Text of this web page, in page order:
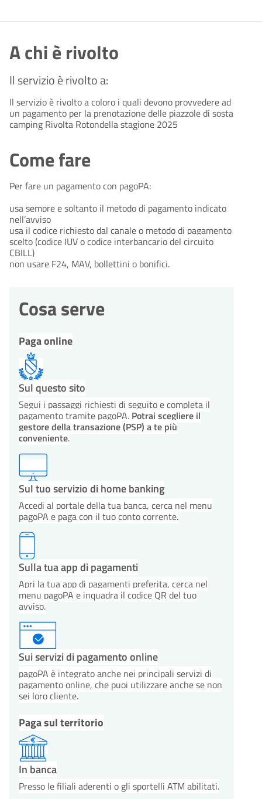
A chi è rivolto
Il servizio è rivolto a:
Il servizio è rivolto a coloro i quali devono provvedere ad
un pagamento per la prenotazione delle piazzole di sosta
camping Rivolta Rotondella stagione 2025
Come fare
Per fare un pagamento con pagoPA:
usa sempre e soltanto il metodo di pagamento indicato
nell’avviso
usa il codice richiesto dal canale o metodo di pagamento
scelto (codice IUV o codice interbancario del circuito
CBILL)
non usare F24, MAV, bollettini o bonifici.
Cosa serve
Paga online
Sul questo sito
Segui i passaggi richiesti di seguito e completa il
pagamento tramite pagoPA. Potrai scegliere il
gestore della transazione (PSP) a te più
conveniente.
Sul tuo servizio di home banking
Accedi al portale della tua banca, cerca nel menu
pagoPA e paga con il tuo conto corrente.
Sulla tua app di pagamenti
Apri la tua app di pagamenti preferita, cerca nel
menu pagoPA e inquadra il codice QR del tuo
avviso.
Sui servizi di pagamento online
pagoPA è integrato anche nei principali servizi di
pagamento online, che puoi utilizzare anche se non
sei loro cliente.
Paga sul territorio
In banca
Presso le filiali aderenti o gli sportelli ATM abilitati.